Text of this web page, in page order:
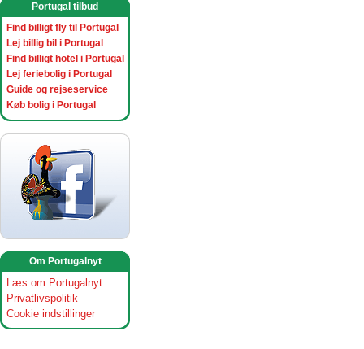
Portugal tilbud
Find billigt fly til Portugal
Lej billig bil i Portugal
Find billigt hotel i Portugal
Lej feriebolig i Portugal
Guide og rejseservice
Køb bolig i Portugal
Om Portugalnyt
Læs om Portugalnyt
Privatlivspolitik
Cookie indstillinger